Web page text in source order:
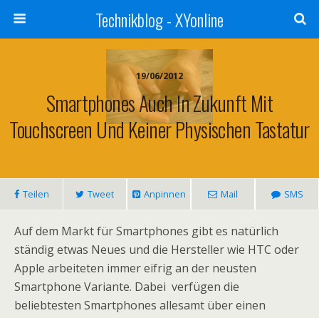
Technikblog - XYonline
19/06/2012
Smartphones Auch In Zukunft Mit
Touchscreen Und Keiner Physischen Tastatur
Teilen Tweet Anpinnen Mail SMS
Auf dem Markt für Smartphones gibt es natürlich
ständig etwas Neues und die Hersteller wie HTC oder
Apple arbeiteten immer eifrig an der neusten
Smartphone Variante. Dabei verfügen die
beliebtesten Smartphones allesamt über einen